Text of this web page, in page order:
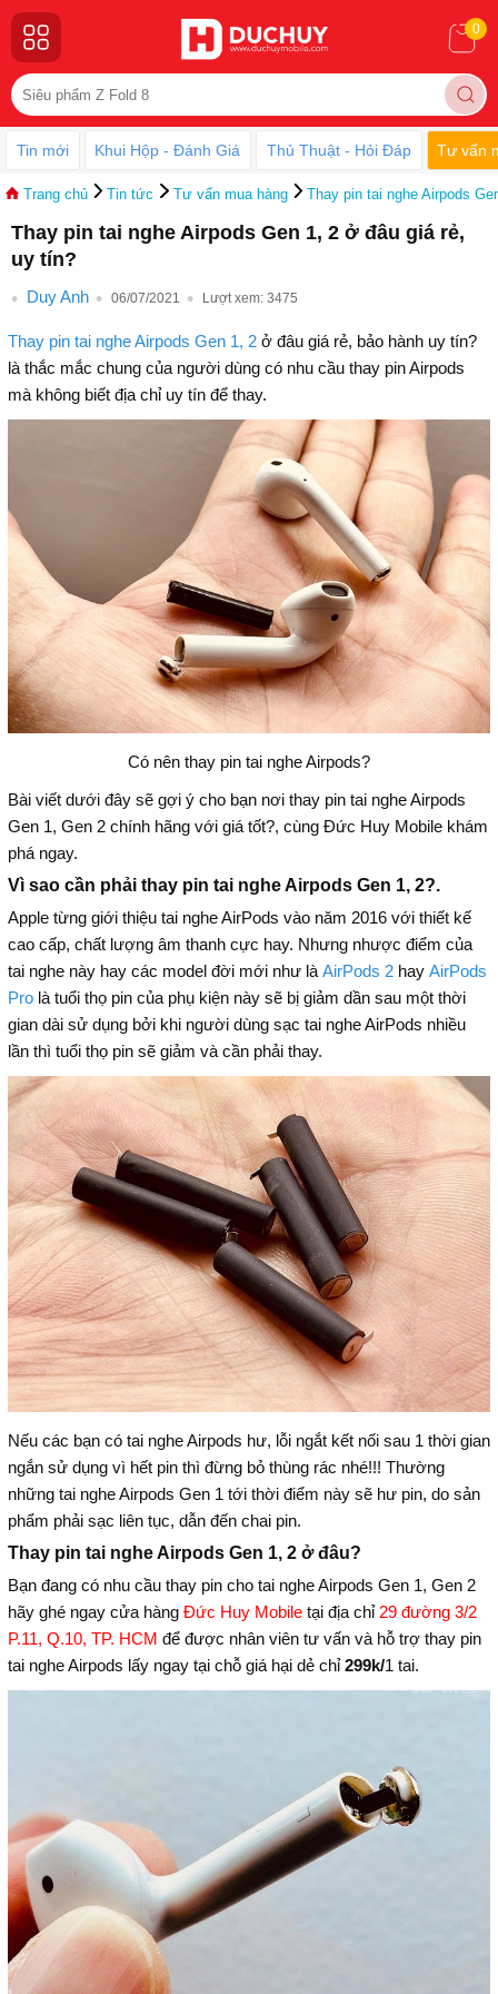
0
Tin mới Khui Hộp - Đánh Giá Thủ Thuật - Hỏi Đáp Tư vấn
Trang chủ Tin tức Tư vấn mua hàng Thay pin tai nghe Airpods
Thay pin tai nghe Airpods Gen 1, 2 ở đâu giá rẻ,
uy tín?
Duy Anh 06/07/2021 Lượt xem: 3475
Thay pin tai nghe Airpods Gen 1, 2ở đâu giá rẻ, bảo hành uy tín?
là thắc mắc chung của người dùng có nhu cầu thay pin Airpods
mà không biết địa chỉ uy tín để thay.
Có nên thay pin tai nghe Airpods?
Bài viết dưới đây sẽ gợi ý cho bạn nơi thay pin tai nghe Airpods
Gen 1, Gen 2 chính hãng với giá tốt?, cùng Đức Huy Mobile khám
phá ngay.
Vì sao cần phải thay pin tai nghe Airpods Gen 1, 2?.
Apple từng giới thiệu tai nghe AirPods vào năm 2016 với thiết kế
cao cấp, chất lượng âm thanh cực hay. Nhưng nhược điểm của
tai nghe này hay các model đời mới như làAirPods 2hay AirPods
Prolà tuổi thọ pin của phụ kiện này sẽ bị giảm dần sau một thời
gian dài sử dụng bởi khi người dùng sạc tai nghe AirPods nhiều
lần thì tuổi thọ pin sẽ giảm và cần phải thay.
Nếu các bạn có tai nghe Airpods hư, lỗi ngắt kết nối sau 1 thời gian
ngắn sử dụng vì hết pin thì đừng bỏ thùng rác nhé!!! Thường
những tai nghe Airpods Gen 1 tới thời điểm này sẽ hư pin, do sản
phẩm phải sạc liên tục, dẫn đến chai pin.
Thay pin tai nghe Airpods Gen 1, 2 ở đâu?
Bạn đang có nhu cầu thay pin cho tai nghe Airpods Gen 1, Gen 2
hãy ghé ngay cửa hàng Đức Huy Mobiletại địa chỉ29 đường 3/2
P.11, Q.10, TP. HCM để được nhân viên tư vấn và hỗ trợ thay pin
tai nghe Airpods lấy ngay tại chỗ giá hại dẻ chỉ299k/1 tai.